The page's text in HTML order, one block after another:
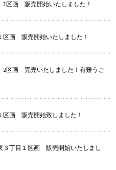
区画 販売開始いたしました！
区画 販売開始いたしました！
区画 完売いたしました！有難うご
画 販売開始致しました！
３丁目１区画 販売開始いたしまし